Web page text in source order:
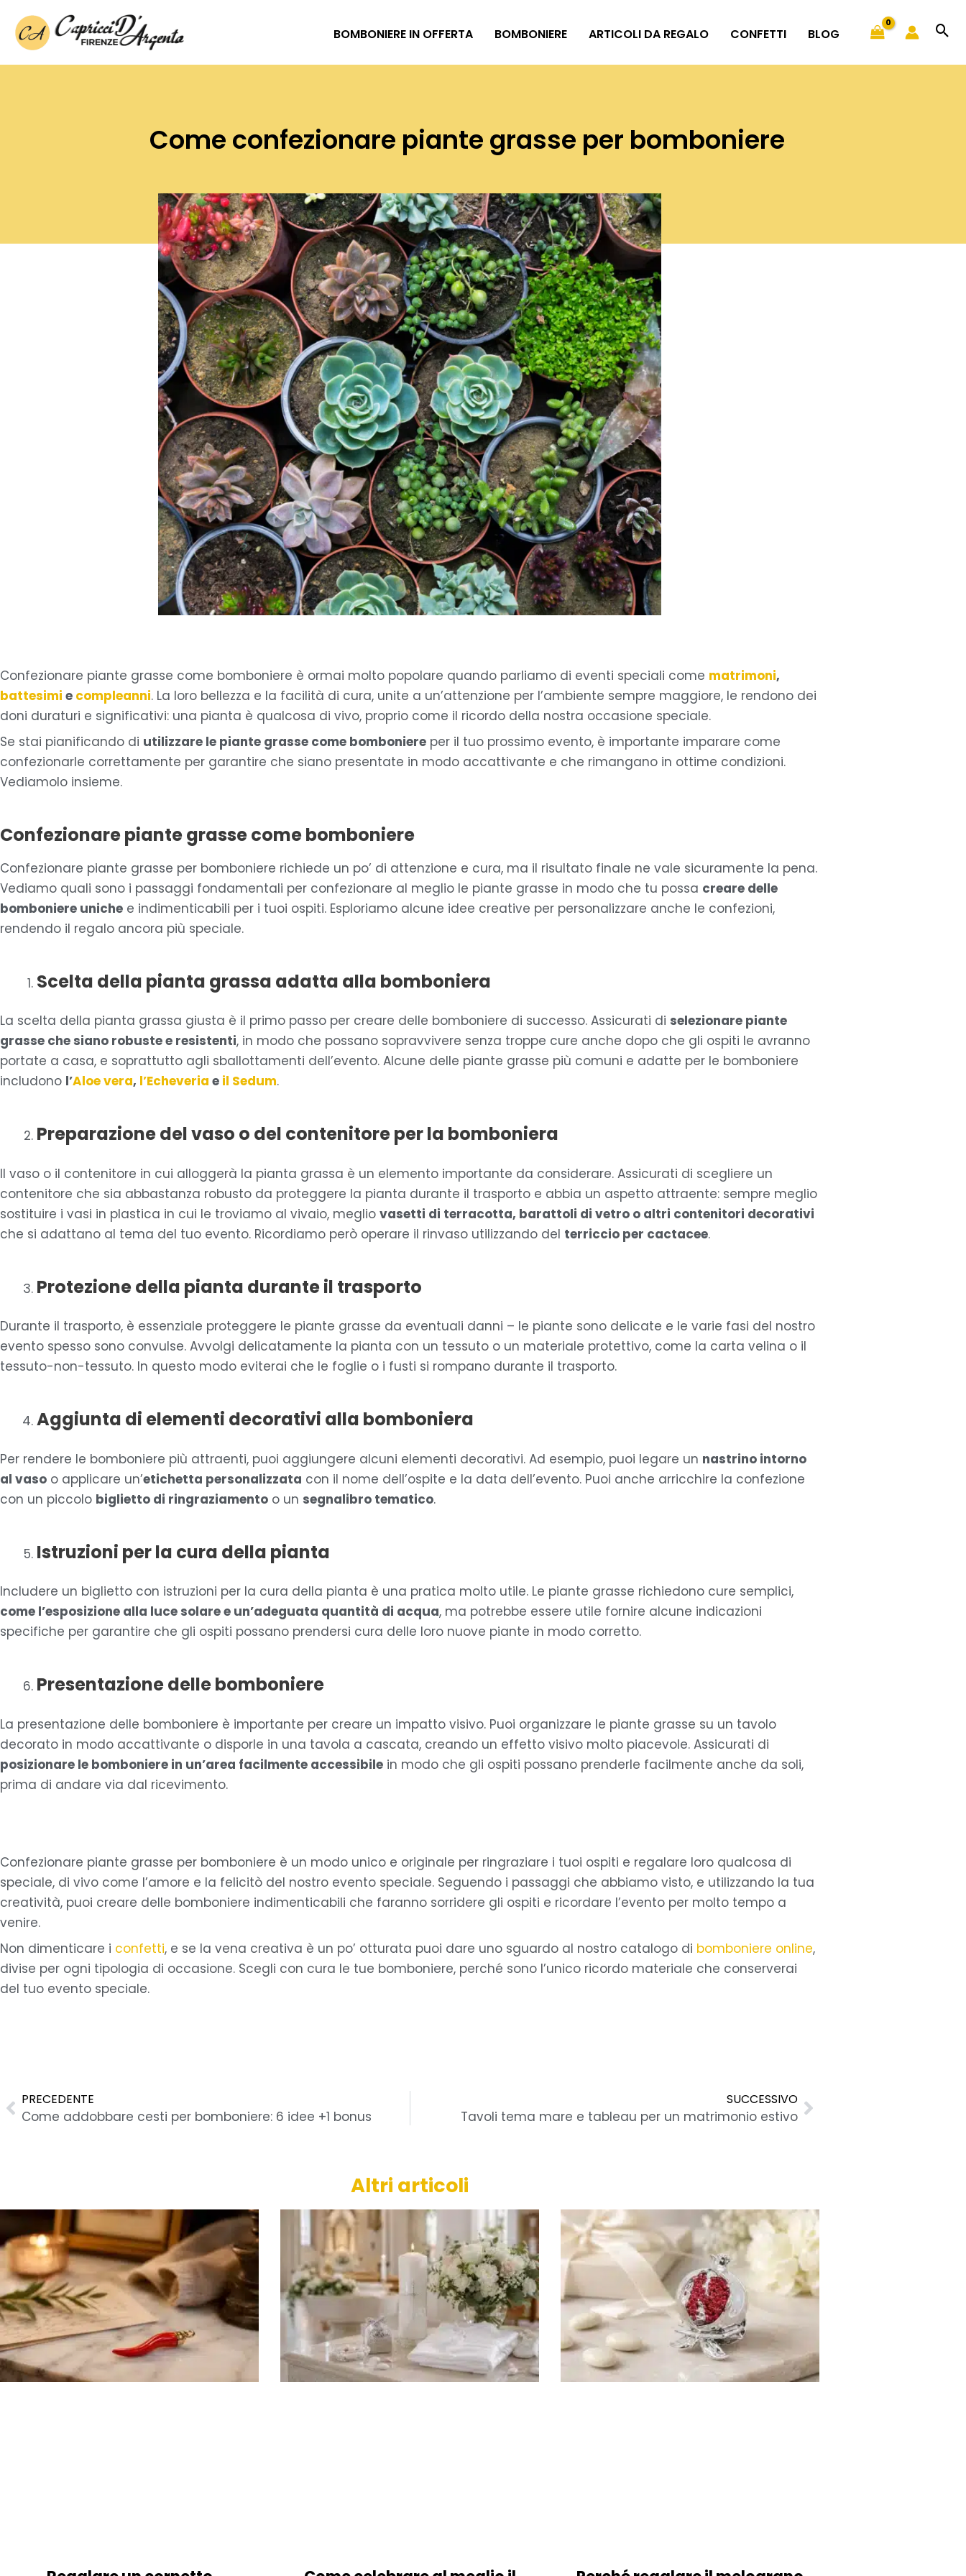
contenuto
BOMBONIERE IN OFFERTA BOMBONIERE ARTICOLI DA REGALO CONFETTI BLOG
Come confezionare piante grasse per bomboniere
Confezionare piante grasse come bomboniere è ormai molto popolare quando parliamo di eventi speciali come matrimoni,
battesimi e compleanni. La loro bellezza e la facilità di cura, unite a un’attenzione per l’ambiente sempre maggiore, le rendono dei
doni duraturi e significativi: una pianta è qualcosa di vivo, proprio come il ricordo della nostra occasione speciale.
Se stai pianificando di utilizzare le piante grasse come bomboniere per il tuo prossimo evento, è importante imparare come
confezionarle correttamente per garantire che siano presentate in modo accattivante e che rimangano in ottime condizioni.
Vediamolo insieme.
Confezionare piante grasse come bomboniere
Confezionare piante grasse per bomboniere richiede un po’ di attenzione e cura, ma il risultato finale ne vale sicuramente la pena.
Vediamo quali sono i passaggi fondamentali per confezionare al meglio le piante grasse in modo che tu possa creare delle
bomboniere uniche e indimenticabili per i tuoi ospiti. Esploriamo alcune idee creative per personalizzare anche le confezioni,
rendendo il regalo ancora più speciale.
Scelta della pianta grassa adatta alla bomboniera
La scelta della pianta grassa giusta è il primo passo per creare delle bomboniere di successo. Assicurati di selezionare piante
grasse che siano robuste e resistenti, in modo che possano sopravvivere senza troppe cure anche dopo che gli ospiti le avranno
portate a casa, e soprattutto agli sballottamenti dell’evento. Alcune delle piante grasse più comuni e adatte per le bomboniere
includono l’Aloe vera, l’Echeveria e il Sedum.
Preparazione del vaso o del contenitore per la bomboniera
Il vaso o il contenitore in cui alloggerà la pianta grassa è un elemento importante da considerare. Assicurati di scegliere un
contenitore che sia abbastanza robusto da proteggere la pianta durante il trasporto e abbia un aspetto attraente: sempre meglio
sostituire i vasi in plastica in cui le troviamo al vivaio, meglio vasetti di terracotta, barattoli di vetro o altri contenitori decorativi
che si adattano al tema del tuo evento. Ricordiamo però operare il rinvaso utilizzando del terriccio per cactacee.
Protezione della pianta durante il trasporto
Durante il trasporto, è essenziale proteggere le piante grasse da eventuali danni – le piante sono delicate e le varie fasi del nostro
evento spesso sono convulse. Avvolgi delicatamente la pianta con un tessuto o un materiale protettivo, come la carta velina o il
tessuto-non-tessuto. In questo modo eviterai che le foglie o i fusti si rompano durante il trasporto.
Aggiunta di elementi decorativi alla bomboniera
Per rendere le bomboniere più attraenti, puoi aggiungere alcuni elementi decorativi. Ad esempio, puoi legare un nastrino intorno
al vaso o applicare un’etichetta personalizzata con il nome dell’ospite e la data dell’evento. Puoi anche arricchire la confezione
con un piccolo biglietto di ringraziamento o un segnalibro tematico.
Istruzioni per la cura della pianta
Includere un biglietto con istruzioni per la cura della pianta è una pratica molto utile. Le piante grasse richiedono cure semplici,
come l’esposizione alla luce solare e un’adeguata quantità di acqua, ma potrebbe essere utile fornire alcune indicazioni
specifiche per garantire che gli ospiti possano prendersi cura delle loro nuove piante in modo corretto.
Presentazione delle bomboniere
La presentazione delle bomboniere è importante per creare un impatto visivo. Puoi organizzare le piante grasse su un tavolo
decorato in modo accattivante o disporle in una tavola a cascata, creando un effetto visivo molto piacevole. Assicurati di
posizionare le bomboniere in un’area facilmente accessibile in modo che gli ospiti possano prenderle facilmente anche da soli,
prima di andare via dal ricevimento.
Confezionare piante grasse per bomboniere è un modo unico e originale per ringraziare i tuoi ospiti e regalare loro qualcosa di
speciale, di vivo come l’amore e la felicitò del nostro evento speciale. Seguendo i passaggi che abbiamo visto, e utilizzando la tua
creatività, puoi creare delle bomboniere indimenticabili che faranno sorridere gli ospiti e ricordare l’evento per molto tempo a
venire.
Non dimenticare i confetti, e se la vena creativa è un po’ otturata puoi dare uno sguardo al nostro catalogo di bomboniere online,
divise per ogni tipologia di occasione. Scegli con cura le tue bomboniere, perché sono l’unico ricordo materiale che conserverai
del tuo evento speciale.
PRECEDENTE
Come addobbare cesti per bomboniere: 6 idee +1 bonus
SUCCESSIVO
Tavoli tema mare e tableau per un matrimonio estivo
Altri articoli